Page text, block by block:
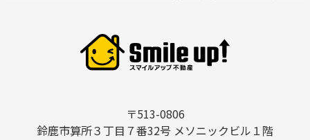
〒513-0806
鈴鹿市算所３丁目７番32号 メソニックビル１階